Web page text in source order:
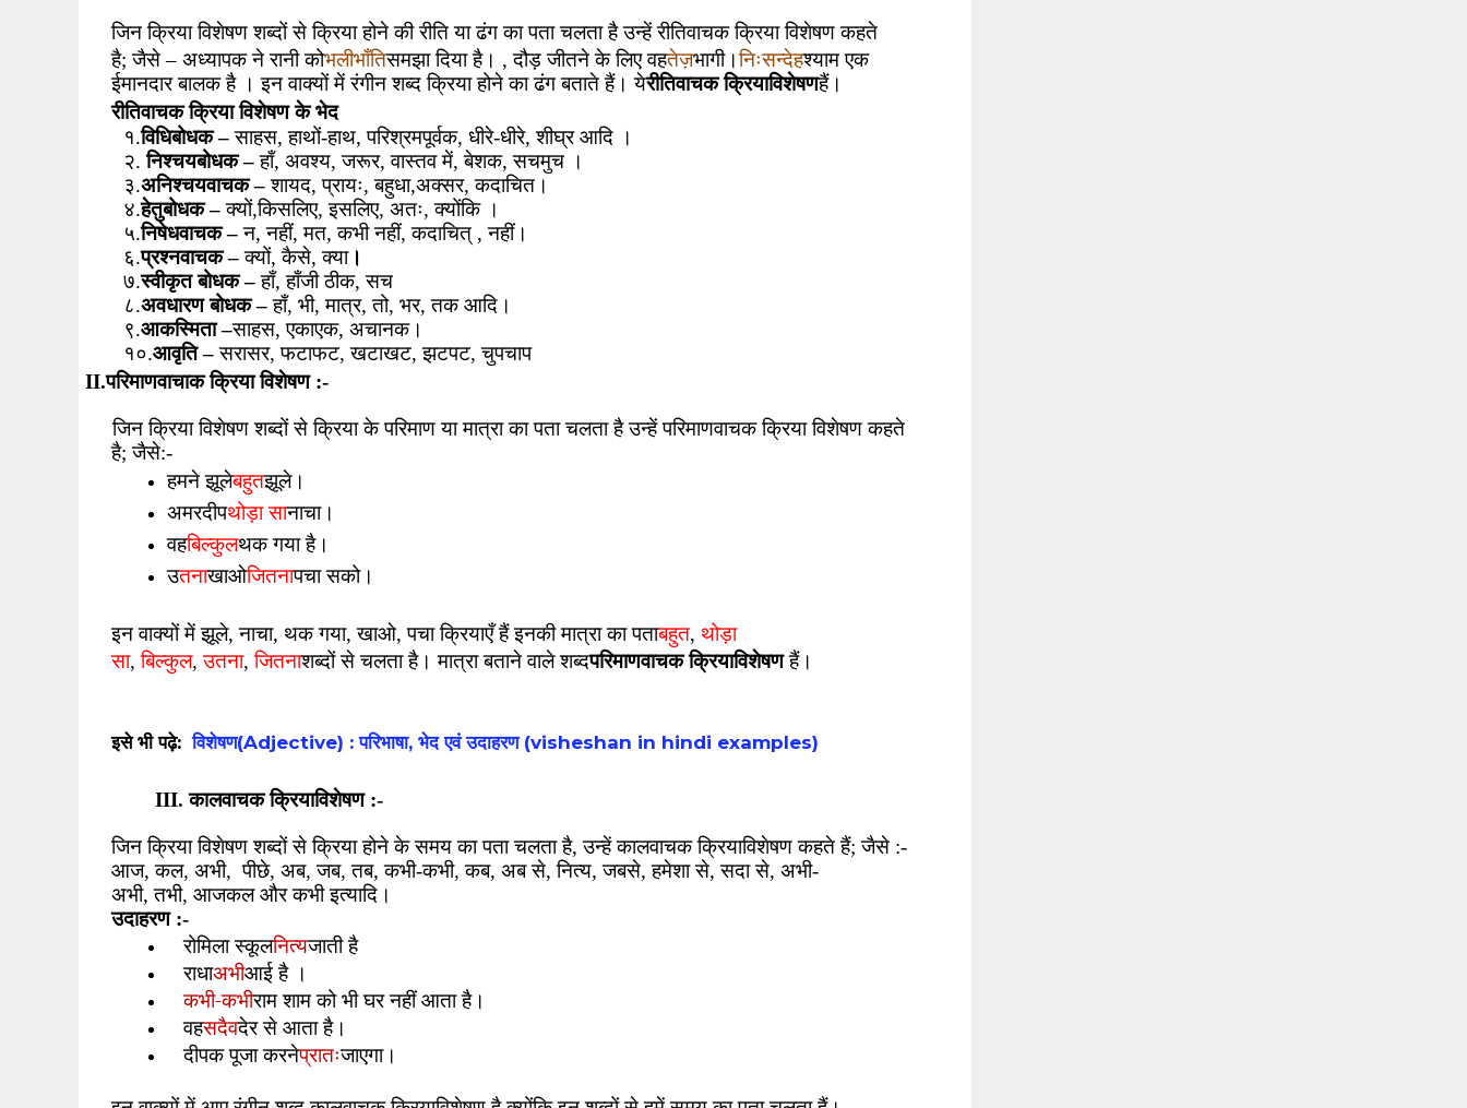
जिन क्रिया विशेषण शब्दों से क्रिया होने की रीति या ढंग का पता चलता है उन्हें रीतिवाचक क्रिया विशेषण कहते
है;जैसे– अध्यापक ने रानी कोभलीभाँतिसमझा दिया है। ,दौड़ जीतने के लिए वहतेज़भागी।निःसन्देहश्याम एक
ईमानदार बालक है । इन वाक्यों में रंगीन शब्द क्रिया होने का ढंग बताते हैं। येरीतिवाचक क्रियाविशेषणहैं।
रीतिवाचक क्रिया विशेषण के भेद
१.विधिबोधक–साहस,हाथों-हाथ,परिश्रमपूर्वक, धीरे-धीरे,शीघ्र आदि ।
२.निश्चयबोधक–हाँ, अवश्य,जरूर,वास्तव में,बेशक,सचमुच ।
३.अनिश्चयवाचक–शायद,प्रायः,बहुधा,अक्सर,कदाचित।
४.हेतुबोधक–क्यों,किसलिए,इसलिए, अतः,क्योंकि ।
५.निषेधवाचक–न,नहीं,मत,कभी नहीं,कदाचित् ,नहीं।
६.प्रश्नवाचक–क्यों,कैसे,क्या।
७.स्वीकृत बोधक–हाँ,हाँजी ठीक,सच
८.अवधारण बोधक–हाँ, भी,मात्र,तो, भर,तक आदि।
९.आकस्मिता –साहस,एकाएक, अचानक।
१०.आवृति–सरासर,फटाफट, खटाखट,झटपट,चुपचाप
II.परिमाणवाचाक क्रिया विशेषण:-
जिन क्रिया विशेषण शब्दों से क्रिया के परिमाण या मात्रा का पता चलता है उन्हें परिमाणवाचक क्रिया विशेषण कहते
है;जैसे:-
हमने झूलेबहुतझूले।
अमरदीपथोड़ा सानाचा।
वहबिल्कुलथक गया है।
उतनाखाओजितनापचा सको।
इन वाक्यों में झूले,नाचा, थक गया,खाओ,पचा क्रियाएँ हैं इनकी मात्रा का पताबहुत, थोड़ा
सा,बिल्कुल,उतना,जितनाशब्दों से चलता है। मात्रा बताने वाले शब्दपरिमाणवाचक क्रियाविशेषणहैं।
इसे भी पढ़े:विशेषण(Adjective) : परिभाषा, भेद एवं उदाहरण (visheshan in hindi examples)
III. कालवाचक क्रियाविशेषण :-
जिन क्रिया विशेषण शब्दों से क्रिया होने के समय का पता चलता है,उन्हें कालवाचक क्रियाविशेषण कहते हैं;जैसे :-
आज,कल, अभी,पीछे, अब,जब,तब,कभी-कभी,कब, अब से,नित्य,जबसे,हमेशा से,सदा से, अभी-
अभी,तभी, आजकल और कभी इत्यादि।
उदाहरण :-
रोमिला स्कूलनित्यजाती है
राधाअभीआई है ।
कभी-कभीराम शाम को भी घर नहीं आता है।
वहसदैवदेर से आता है।
दीपक पूजा करनेप्रातःजाएगा।